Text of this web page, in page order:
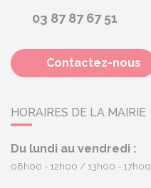
03 87 87 67 51
Contactez-nous
HORAIRES DE LA MAIRIE
Du lundi au vendredi :
08h00 - 12h00 13h00 - 17h00